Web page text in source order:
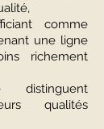
comme
une ligne
richement
qualités